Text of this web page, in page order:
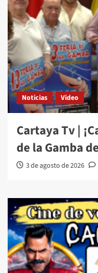
Noticias Video
Cartaya Tv |
de la Gamba
3 de agosto de 2026